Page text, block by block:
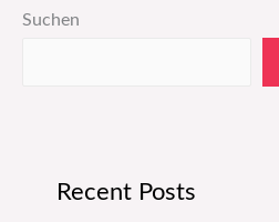
Suchen
Recent Posts